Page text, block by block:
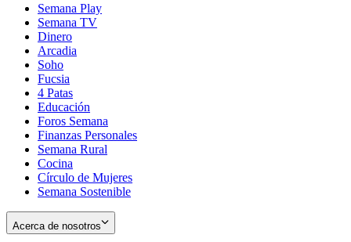
Semana Play
Semana TV
Dinero
Arcadia
Soho
in
new
window
Fucsia
in
new
window
4 Patas
Educación
Foros Semana
Finanzas Personales
Semana Rural
Cocina
Círculo de Mujeres
Semana Sostenible
Acerca de nosotros